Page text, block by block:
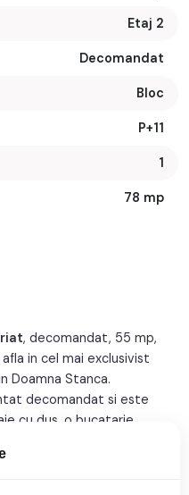
Etaj 2
Decomandat
Bloc
P+11
1
78 mp
2026
, decomandat, 55 mp,
afla in cel mai exclusivist
Doamna Stanca.
decomandat si este
cu dus, o bucatarie